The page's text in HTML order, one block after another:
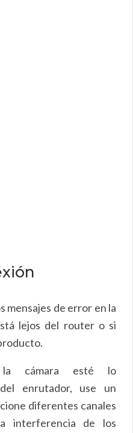
mensajes de error en la
lejos del router o si
cámara esté lo
enrutador, use un
diferentes canales
interferencia de los